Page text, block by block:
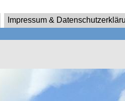
Impressum &